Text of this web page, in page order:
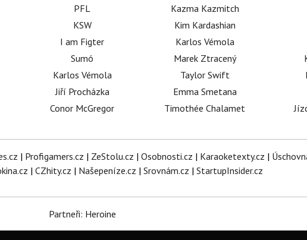
PFL
KSW
I am Figter
Sumó
Karlos Vémola
Jiří Procházka
Conor McGregor
Kazma Kazmitch
Kim Kardashian
Karlos Vémola
Marek Ztracený
Taylor Swift
Emma Smetana
Timothée Chalamet
| Profigamers.cz | ZeStolu.cz | Osobnosti.cz | Karaoketexty.cz |
| CZhity.cz | Našepeníze.cz | Srovnám.cz | StartupInsider.cz
Partneři: Heroine